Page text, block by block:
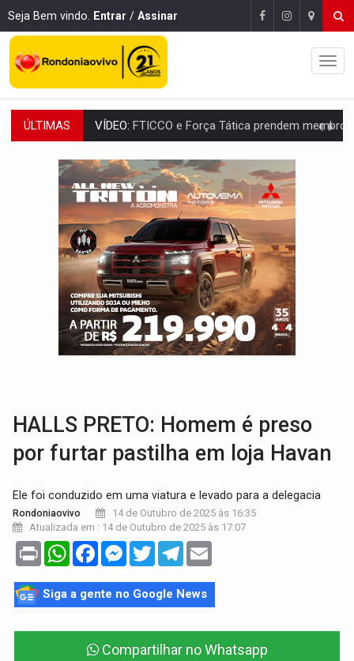
Seja Bem vindo. Entrar / Assinar
ÚLTIMAS INCLUSÃO:Prefeitura fortalece parceria com a APAE para ampliar ações
DEFESA:Exército testa inovações no combate a drones durante
TEMAS SOCIOAMBIENTAIS:Em Itapuã do Oeste, CINEMAZÔNIA leva cinema
PREVISÃO:Interior de Rondônia terá sábado (8) de calor intenso
INFRAESTRUTURA:Após quase 30 anos de espera, asfalto chega ao
A ILHA:Coreografia de Rondônia estreia na programação do Festival de
ELEIÇÕES 2026:Sgt. Mouza esclarece 'erro de digitação' em declaração de
VÍDEO:Motorista de caminhonete morre preso às ferragens em colisão
HALLS PRETO: Homem é preso
por furtar pastilha em loja Havan
Ele foi conduzido em uma viatura e levado para a delegacia
Rondoniaovivo
14 de Outubro de 2025 às 16:35
Atualizada em : 14 de Outubro de 2025 às 17:07
Print WhatsAppFacebookMessenger
TwitterTelegram
Siga a gente no Google News
Compartilhar no Whatsapp